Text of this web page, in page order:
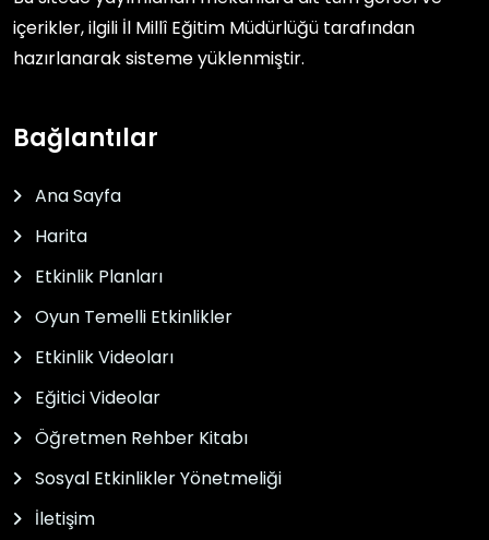
içerikler, ilgili İl Millî Eğitim Müdürlüğü tarafından
hazırlanarak sisteme yüklenmiştir.
Bağlantılar
Ana Sayfa
Harita
Etkinlik Planları
Oyun Temelli Etkinlikler
Etkinlik Videoları
Eğitici Videolar
Öğretmen Rehber Kitabı
Sosyal Etkinlikler Yönetmeliği
İletişim